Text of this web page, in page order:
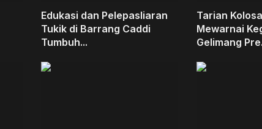
Edukasi dan Pelepasliaran
Tukik di Barrang Caddi
Tumbuh...
Tarian
Mewarnai
Gelimang